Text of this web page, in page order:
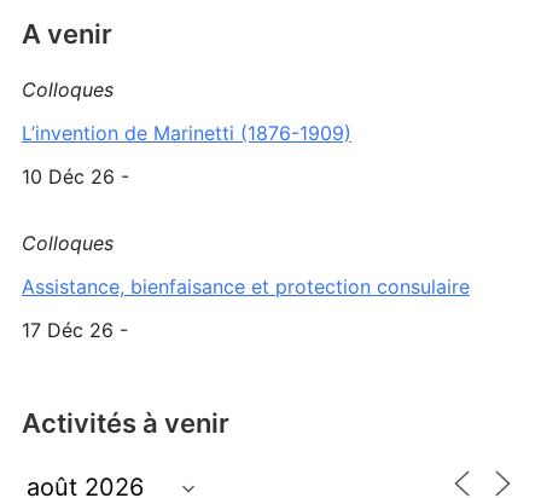
A venir
Colloques
L’invention de Marinetti (1876-1909)
10 Déc 26 -
Colloques
Assistance, bienfaisance et protection consulaire
17 Déc 26 -
Activités à venir